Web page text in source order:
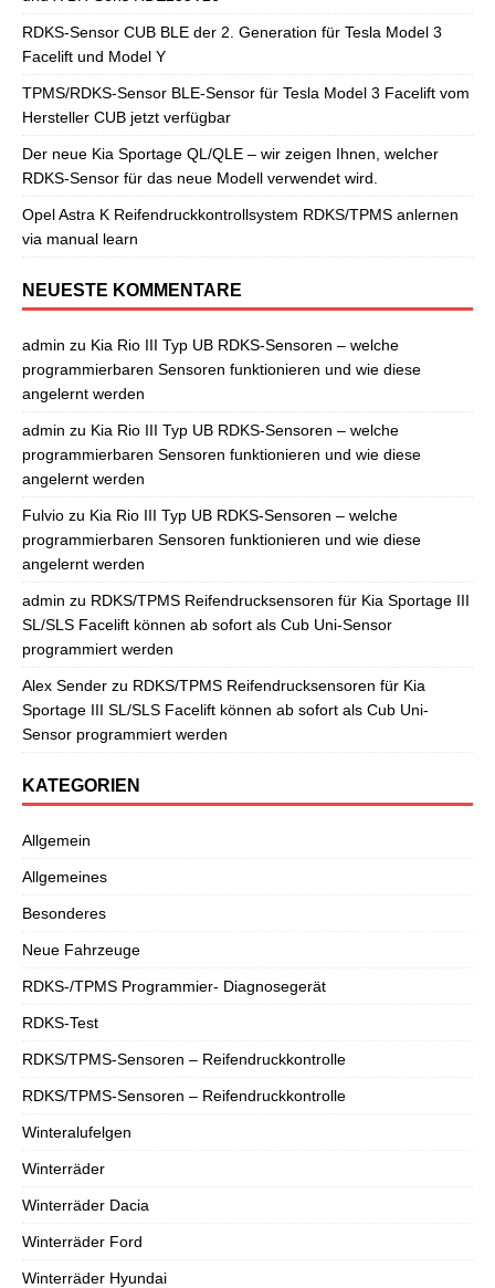
RDKS-Sensor CUB BLE der 2. Generation für Tesla Model 3
Facelift und Model Y
TPMS/RDKS-Sensor BLE-Sensor für Tesla Model 3 Facelift vom
Hersteller CUB jetzt verfügbar
Der neue Kia Sportage QL/QLE – wir zeigen Ihnen, welcher
RDKS-Sensor für das neue Modell verwendet wird.
Opel Astra K Reifendruckkontrollsystem RDKS/TPMS anlernen
via manual learn
NEUESTE KOMMENTARE
admin zu Kia Rio III Typ UB RDKS-Sensoren – welche
programmierbaren Sensoren funktionieren und wie diese
angelernt werden
admin zu Kia Rio III Typ UB RDKS-Sensoren – welche
programmierbaren Sensoren funktionieren und wie diese
angelernt werden
Fulvio zu Kia Rio III Typ UB RDKS-Sensoren – welche
programmierbaren Sensoren funktionieren und wie diese
angelernt werden
admin zu RDKS/TPMS Reifendrucksensoren für Kia Sportage III
SL/SLS Facelift können ab sofort als Cub Uni-Sensor
programmiert werden
Alex Sender zu RDKS/TPMS Reifendrucksensoren für Kia
Sportage III SL/SLS Facelift können ab sofort als Cub Uni-
Sensor programmiert werden
KATEGORIEN
Allgemein
Allgemeines
Besonderes
Neue Fahrzeuge
RDKS-/TPMS Programmier- Diagnosegerät
RDKS-Test
RDKS/TPMS-Sensoren – Reifendruckkontrolle
RDKS/TPMS-Sensoren – Reifendruckkontrolle
Winteralufelgen
Winterräder
Winterräder Dacia
Winterräder Ford
Winterräder Hyundai